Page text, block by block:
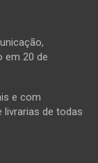
em 20 de
e com
livrarias de todas